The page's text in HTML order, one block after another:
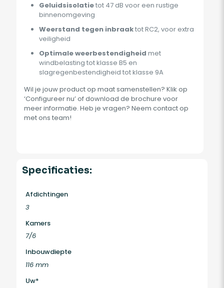
Geluidsisolatietot 47 dB voor een rustige
binnenomgeving
Weerstand tegen inbraaktot RC2, voor extra
veiligheid
Optimale weerbestendigheid met
windbelasting tot klasse B5 en
slagregenbestendigheid tot klasse 9A
Wil je jouw product op maat samenstellen? Klik op
‘Configureer nu’ of download de brochure voor
meer informatie. Heb je vragen? Neem contact op
met ons team!
Specificaties:
Afdichtingen
3
Kamers
7/6
Inbouwdiepte
116 mm
Uw*